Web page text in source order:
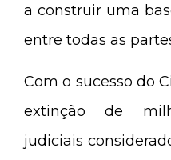
a construir uma
entre todas as
Com o sucesso do
extinção de
judiciais